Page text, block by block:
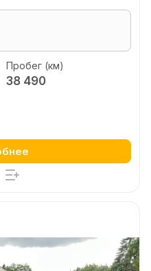
Пробег (км)
38 490